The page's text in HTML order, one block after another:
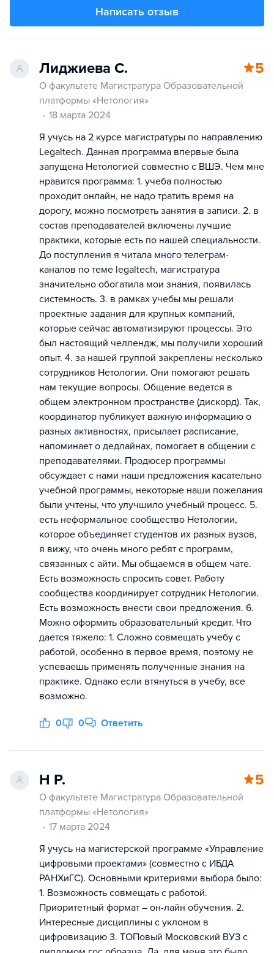
Написать отзыв
Лиджиева С. 5
О факультете Магистратура Образовательной
платформы «Нетология»
18 марта 2024
Я учусь на 2 курсе магистратуры по направлению
Legaltech. Данная программа впервые была
запущена Нетологией совместно с ВШЭ. Чем мне
нравится программа: 1. учеба полностью
проходит онлайн, не надо тратить время на
дорогу, можно посмотреть занятия в записи. 2. в
состав преподавателей включены лучшие
практики, которые есть по нашей специальности.
До поступления я читала много телеграм-
каналов по теме legaltech, магистратура
значительно обогатила мои знания, появилась
системность. 3. в рамках учебы мы решали
проектные задания для крупных компаний,
которые сейчас автоматизируют процессы. Это
был настоящий челлендж, мы получили хороший
опыт. 4. за нашей группой закреплены несколько
сотрудников Нетологии. Они помогают решать
нам текущие вопросы. Общение ведется в
общем электронном пространстве (дискорд). Так,
координатор публикует важную информацию о
разных активностях, присылает расписание,
напоминает о дедлайнах, помогает в общении с
преподавателями. Продюсер программы
обсуждает с нами наши предложения касательно
учебной программы, некоторые наши пожелания
были учтены, что улучшило учебный процесс. 5.
есть неформальное сообщество Нетологии,
которое объединяет студентов их разных вузов,
я вижу, что очень много ребят с программ,
связанных с айти. Мы общаемся в общем чате.
Есть возможность спросить совет. Работу
сообщества координирует сотрудник Нетологии.
Есть возможность внести свои предложения. 6.
Можно оформить образовательный кредит. Что
дается тяжело: 1. Сложно совмещать учебу с
работой, особенно в первое время, поэтому не
успеваешь применять полученные знания на
практике. Однако если втянуться в учебу, все
возможно.
0 0 Ответить
Н Р. 5
О факультете Магистратура Образовательной
платформы «Нетология»
17 марта 2024
Я учусь на магистерской программе «Управление
цифровыми проектами» (совместно с ИБДА
РАНХиГС). Основными критериями выбора было:
1. Возможность совмещать с работой.
Приоритетный формат – он-лайн обучения. 2.
Интересные дисциплины с уклоном в
цифровизацию 3. ТОПовый Московский ВУЗ с